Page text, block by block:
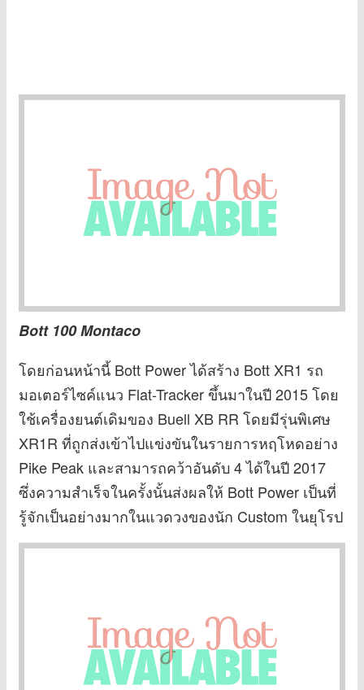
Bott 100 Montaco
โดยก่อนหน้านี้ Bott Power ได้สร้าง Bott XR1 รถ
มอเตอร์ไซค์แนว Flat-Tracker ขึ้นมาในปี 2015 โดย
ใช้เครื่องยนต์เดิมของ Buell XB RR โดยมีรุ่นพิเศษ
XR1R ที่ถูกส่งเข้าไปแข่งขันในรายการหฤโหดอย่าง
Pike Peak และสามารถคว้าอันดับ 4 ได้ในปี 2017
ซึ่งความสำเร็จในครั้งนั้นส่งผลให้ Bott Power เป็นที่
รู้จักเป็นอย่างมากในแวดวงของนัก Custom ในยุโรป